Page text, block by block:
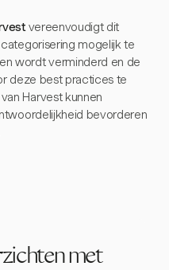
vereenvoudigt dit
mogelijk te
wordt verminderd en de
deze best practices te
Harvest kunnen
bevorderen
met